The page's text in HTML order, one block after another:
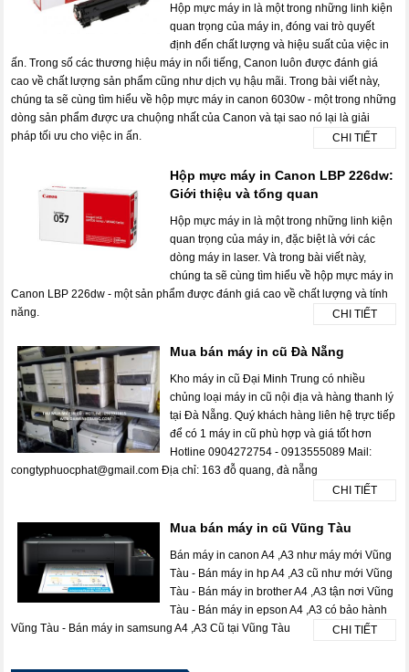
Hộp mực máy in là một trong những linh kiện
quan trọng của máy in, đóng vai trò quyết
định đến chất lượng và hiệu suất của việc in
ấn. Trong số các thương hiệu máy in nổi tiếng, Canon luôn được đánh giá
cao về chất lượng sản phẩm cũng như dịch vụ hậu mãi. Trong bài viết này,
chúng ta sẽ cùng tìm hiểu về hộp mực máy in canon 6030w - một trong những
dòng sản phẩm được ưa chuộng nhất của Canon và tại sao nó lại là giải
pháp tối ưu cho việc in ấn.
CHI TIẾT
Hộp mực máy in Canon LBP 226dw:
Giới thiệu và tổng quan
Hộp mực máy in là một trong những linh kiện
quan trọng của máy in, đặc biệt là với các
dòng máy in laser. Và trong bài viết này,
chúng ta sẽ cùng tìm hiểu về hộp mực máy in
Canon LBP 226dw - một sản phẩm được đánh giá cao về chất lượng và tính
năng.
CHI TIẾT
Mua bán máy in cũ Đà Nẵng
Kho máy in cũ Đại Minh Trung có nhiều
chủng loại máy in cũ nội địa và hàng thanh lý
tại Đà Nẵng. Quý khách hàng liên hệ trực tiếp
để có 1 máy in cũ phù hợp và giá tốt hơn
Hotline 0904272754 - 0913555089 Mail:
congtyphuocphat@gmail.com Địa chỉ: 163 đỗ quang, đà nẵng
CHI TIẾT
Mua bán máy in cũ Vũng Tàu
Bán máy in canon A4 ,A3 như máy mới Vũng
Tàu - Bán máy in hp A4 ,A3 cũ như mới Vũng
Tàu - Bán máy in brother A4 ,A3 tận nơi Vũng
Tàu - Bán máy in epson A4 ,A3 có bảo hành
Vũng Tàu - Bán máy in samsung A4 ,A3 Cũ tại Vũng Tàu
CHI TIẾT